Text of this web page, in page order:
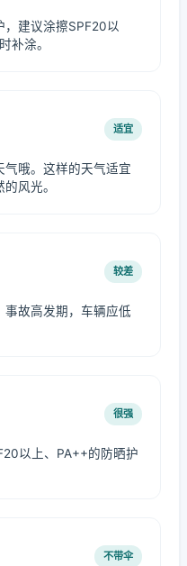
建议涂擦SPF20以
补涂。
适宜
气哦。这样的天气适宜
风光。
较差
事故高发期，车辆应低
很强
以上、PA++的防晒护
不带伞